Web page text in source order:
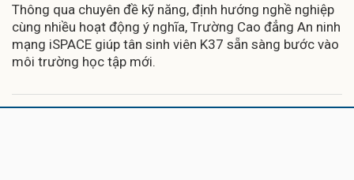
Thông qua chuyên đề kỹ năng, định hướng nghề nghiệp
cùng nhiều hoạt động ý nghĩa, Trường Cao đẳng An ninh
mạng iSPACE giúp tân sinh viên K37 sẵn sàng bước vào
môi trường học tập mới.